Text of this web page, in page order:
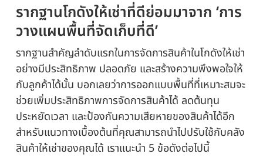
รากฐานโกดังให้เช่าที่ดีย่อมมาจาก ‘การ
วางแผนพื้นที่จัดเก็บที่ดี’
รากฐานสำคัญลำดับแรกในการจัดการสินค้าในโกดังให้เช่า
อย่างมีประสิทธิภาพ ปลอดภัย และสร้างความพึงพอใจให้
กับลูกค้าได้นั้น บอกเลยว่าการออกแบบพื้นที่ที่เหมาะสมจะ
ช่วยเพิ่มประสิทธิภาพการจัดการสินค้าได้ ลดต้นทุน
ประหยัดเวลา และป้องกันความเสียหายของสินค้าได้อีก
สำหรับแนวทางเบื้องต้นที่คุณสามารถนำไปปรับใช้กับคลัง
สินค้าให้เช่าของคุณได้ เราแนะนำ 5 ข้อดังต่อไปนี้